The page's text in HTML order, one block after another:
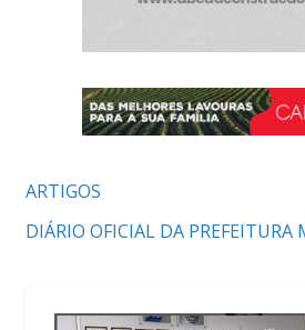
ARTIGOS
DIÁRIO OFICIAL DA PREFEITURA